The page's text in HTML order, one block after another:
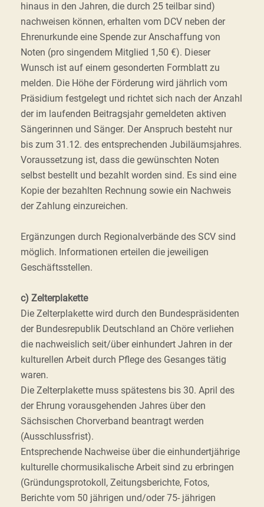
hinaus in den Jahren, die durch 25 teilbar sind)
nachweisen können, erhalten vom DCV neben der
Ehrenurkunde eine Spende zur Anschaffung von
Noten (pro singendem Mitglied 1,50 €). Dieser
Wunsch ist auf einem gesonderten Formblatt zu
melden. Die Höhe der Förderung wird jährlich vom
Präsidium festgelegt und richtet sich nach der Anzahl
der im laufenden Beitragsjahr gemeldeten aktiven
Sängerinnen und Sänger. Der Anspruch besteht nur
bis zum 31.12. des entsprechenden Jubiläumsjahres.
Voraussetzung ist, dass die gewünschten Noten
selbst bestellt und bezahlt worden sind. Es sind eine
Kopie der bezahlten Rechnung sowie ein Nachweis
der Zahlung einzureichen.
Ergänzungen durch Regionalverbände des SCV sind
möglich. Informationen erteilen die jeweiligen
Geschäftsstellen.
c) Zelterplakette
Die Zelterplakette wird durch den Bundespräsidenten
der Bundesrepublik Deutschland an Chöre verliehen
die nachweislich seit/über einhundert Jahren in der
kulturellen Arbeit durch Pflege des Gesanges tätig
waren.
Die Zelterplakette muss spätestens bis 30. April des
der Ehrung vorausgehenden Jahres über den
Sächsischen Chorverband beantragt werden
(Ausschlussfrist).
Entsprechende Nachweise über die einhundertjährige
kulturelle chormusikalische Arbeit sind zu erbringen
(Gründungsprotokoll, Zeitungsberichte, Fotos,
Berichte vom 50 jährigen und/oder 75- jährigen